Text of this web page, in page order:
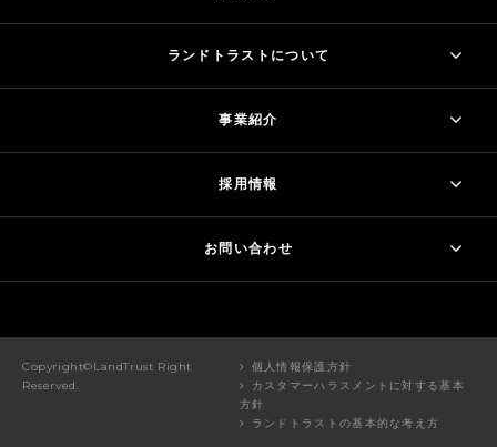
ランドトラストについて
事業紹介
採用情報
お問い合わせ
Copyright©LandTrust Right
Reserved.
個人情報保護方針
カスタマーハラスメントに対する基本
方針
ランドトラストの基本的な考え方